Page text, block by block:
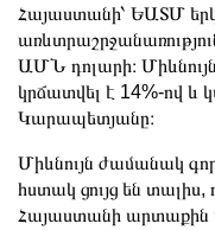
Հայաստանի՝ ԵԱՏՄ
ԱՄՆ դոլարի։
կրճատվել է 14%-ով և
Կարապետյանը։
Միևնույն ժամանակ
հստակ ցույց են
Հայաստանի արտաքին